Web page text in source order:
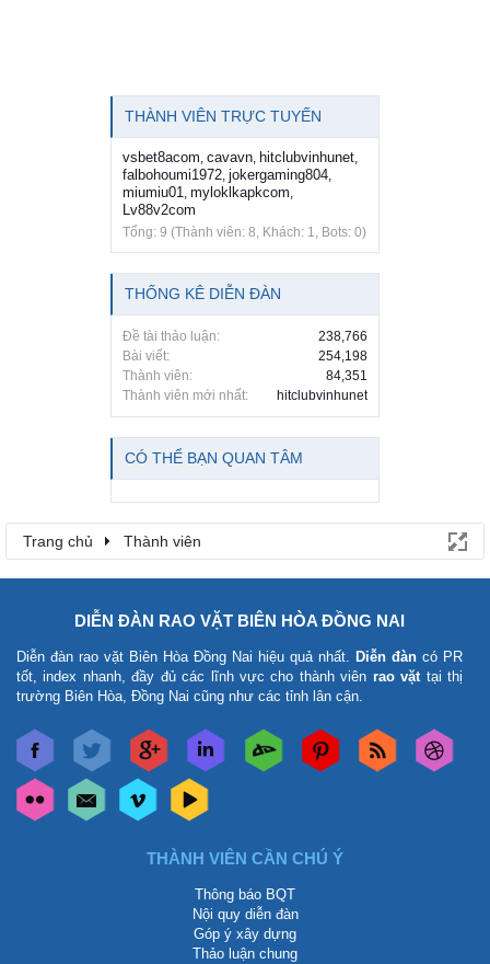
THÀNH VIÊN TRỰC TUYẾN
vsbet8acom, cavavn, hitclubvinhunet,
falbohoumi1972, jokergaming804,
miumiu01, myloklkapkcom,
Lv88v2com
Tổng: 9 (Thành viên: 8, Khách: 1, Bots: 0)
THỐNG KÊ DIỄN ĐÀN
Đề tài thảo luận:
238,766
Bài viết:
254,198
Thành viên:
84,351
Thành viên mới nhất:
hitclubvinhunet
CÓ THỂ BẠN QUAN TÂM
Trang chủ Thành viên
DIỄN ĐÀN RAO VẶT BIÊN HÒA ĐỒNG NAI
Diễn đàn rao vặt Biên Hòa Đồng Nai hiệu quả nhất. Diễn đàn có PR
tốt, index nhanh, đầy đủ các lĩnh vực cho thành viên rao vặttại thị
trường Biên Hòa, Đồng Nai cũng như các tỉnh lân cận.
THÀNH VIÊN CẦN CHÚ Ý
Thông báo BQT
Nội quy diễn đàn
Góp ý xây dựng
Thảo luận chung